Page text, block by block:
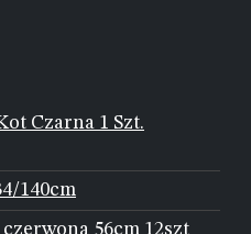
Czarna 1 Szt.
140cm
56cm 12szt